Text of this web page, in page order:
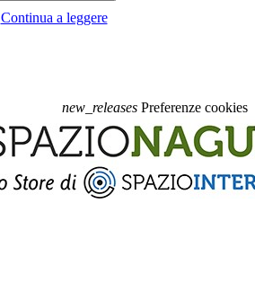
Continua a leggere
new_releases Preferenze cookies